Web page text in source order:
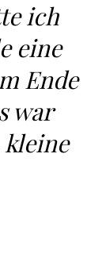
ich
eine
Ende
war
kleine